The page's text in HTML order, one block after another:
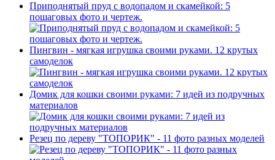
Приподнятый пруд с водопадом и скамейкой: 5
пошаговых фото и чертеж.
Пингвин - мягкая игрушка своими руками. 12 крутых
самоделок
Домик для кошки своими руками: 7 идей из подручных
материалов
Резец по дереву "ТОПОРИК" - 11 фото разных моделей